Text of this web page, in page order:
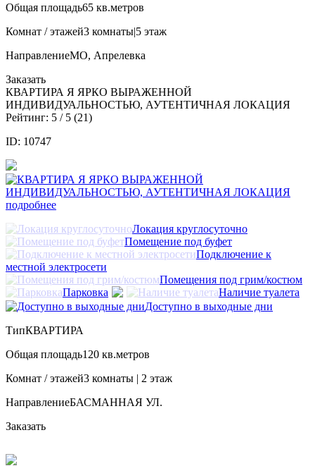
Общая площадь65 кв.метров
Комнат / этажей3 комнаты|5 этаж
НаправлениеМО, Апрелевка
Заказать
КВАРТИРА Я ЯРКО ВЫРАЖЕННОЙ
ИНДИВИДУАЛЬНОСТЬЮ, АУТЕНТИЧНАЯ ЛОКАЦИЯ
Рейтинг: 5 / 5 (21)
ID: 10747
подробнее
Локация круглосуточно
Помещение под буфет
Подключение к
местной электросети
Помещения под грим/костюм
Парковка
Наличие туалета
Доступно в выходные дни
ТипКВАРТИРА
Общая площадь120 кв.метров
Комнат / этажей3 комнаты | 2 этаж
НаправлениеБАСМАННАЯ УЛ.
Заказать